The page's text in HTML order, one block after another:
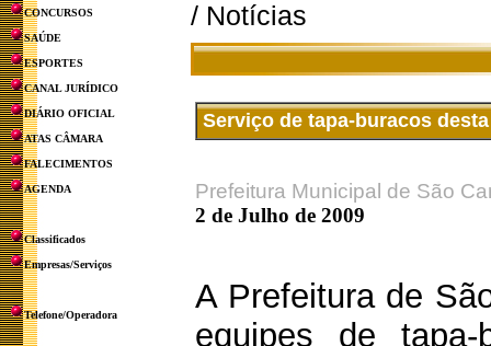
CONCURSOS
SAÚDE
ESPORTES
CANAL JURÍDICO
DIÁRIO OFICIAL
ATAS CÂMARA
FALECIMENTOS
AGENDA
Classificados
Empresas/Serviços
Telefone/Operadora
/ Notícias
Serviço de tapa-buracos
Prefeitura Municipal de São
2 de Julho de 2009
A Prefeitura de
equipes de tapa-